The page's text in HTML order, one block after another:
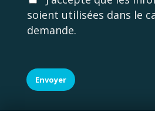
c
c
o
R
G
P
soient utilisées dans le
demande.
Envoyer